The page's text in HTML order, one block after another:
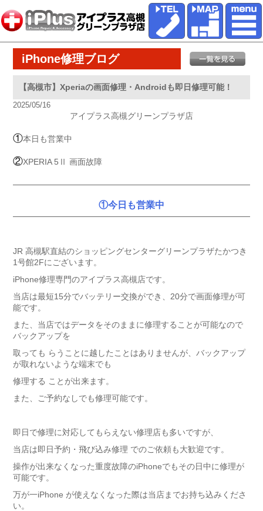
iPhone修理ブログ
【高槻市】Xperiaの画面修理・Androidも即日修理可能！
2025/05/16
アイプラス高槻グリーンプラザ店
①本日も営業中
②XPERIA 5Ⅱ 画面故障
①今日も営業中
JR 高槻駅直結のショッピングセンターグリーンプラザたかつき
1号館2Fにございます。
iPhone修理専門のアイプラス高槻店です。
当店は最短15分でバッテリー交換ができ、20分で画面修理が可
能です。
また、当店ではデータをそのままに修理することが可能なので
バックアップを
取っても らうことに越したことはありませんが、バックアップ
が取れないような端末でも
修理する ことが出来ます。
また、ご予約なしでも修理可能です。
即日で修理に対応してもらえない修理店も多いですが、
当店は即日予約・飛び込み修理 でのご依頼も大歓迎です。
操作が出来なくなった重度故障のiPhoneでもその日中に修理が
可能です。
万が一iPhone が使えなくなった際は当店までお持ち込みくださ
い。